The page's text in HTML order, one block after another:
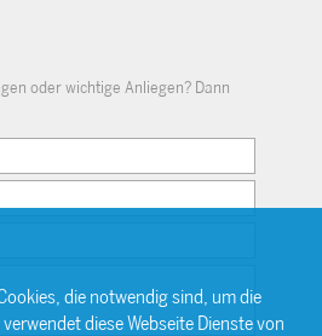
oder wichtige Anliegen? Dann
die notwendig sind, um die
diese Webseite Dienste von